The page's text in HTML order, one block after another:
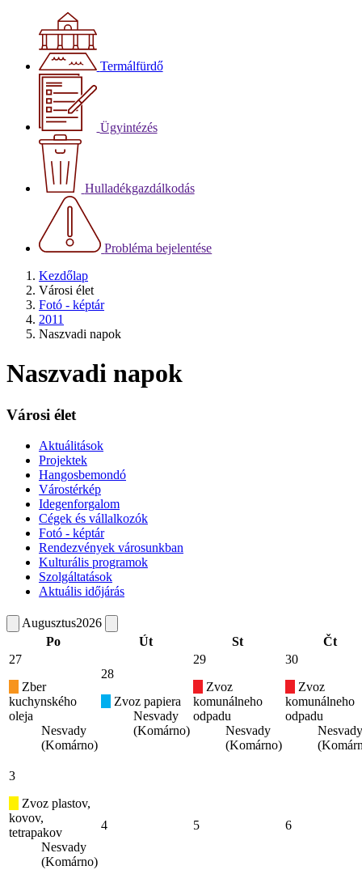
Termálfürdő
Ügyintézés
Hulladékgazdálkodás
Probléma bejelentése
Kezdőlap
Városi élet
Fotó - képtár
2011
Naszvadi napok
Naszvadi napok
Városi élet
Aktuálitások
Projektek
Hangosbemondó
Várostérkép
Idegenforgalom
Cégek és vállalkozók
Fotó - képtár
Rendezvények városunkban
Kulturális programok
Szolgáltatások
Aktuális időjárás
Augusztus2026
Po
Út St
Čt
27
Zber
kuchynského
oleja
Nesvady
(Komárno)
28
Zvoz papiera
Nesvady
(Komárno)
29
Zvoz
komunálneho
odpadu
Nesvady
(Komárno)
30
Zvoz
komunálneho
odpadu
Nesvady
3
Zvoz plastov,
kovov,
tetrapakov
Nesvady
(Komárno)
4 5 6